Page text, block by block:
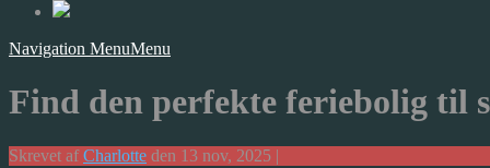
Navigation MenuMenu
Find den perfekte feriebolig til
Skrevet af Charlotte den 13 nov, 2025 |